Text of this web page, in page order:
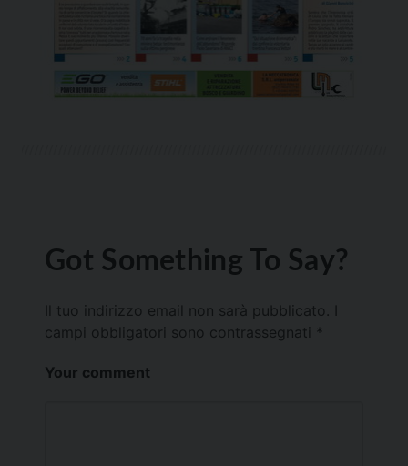
Got Something To Say?
Il tuo indirizzo email non sarà pubblicato.
campi obbligatori sono contrassegnati *
Your comment